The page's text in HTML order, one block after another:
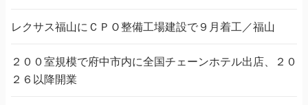
レクサス福山にＣＰＯ整備工場建設で９月着工／福山
２００室規模で府中市内に全国チェーンホテル出店、２０
２６以降開業